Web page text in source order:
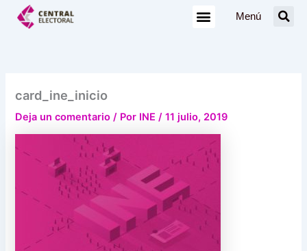
Menú
card_ine_inicio
Deja un comentario / Por INE/11 julio, 2019